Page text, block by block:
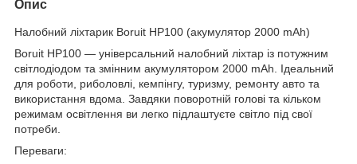
Опис
Налобний ліхтарик Boruit HP100 (акумулятор 2000 mAh)
Boruit HP100 — універсальний налобний ліхтар із потужним
світлодіодом та змінним акумулятором 2000 mAh. Ідеальний
для роботи, риболовлі, кемпінгу, туризму, ремонту авто та
використання вдома. Завдяки поворотній голові та кільком
режимам освітлення ви легко підлаштуєте світло під свої
потреби.
Переваги: